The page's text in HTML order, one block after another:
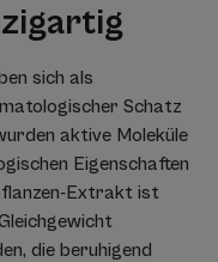
sich als
Schatz
aktive Moleküle
Eigenschaften
Extrakt ist
die beruhigend